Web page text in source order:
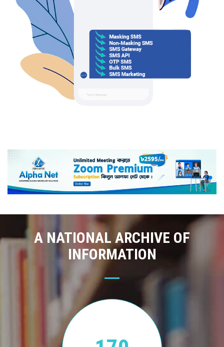
A NATIONAL ARCHIVE OF
INFORMATION